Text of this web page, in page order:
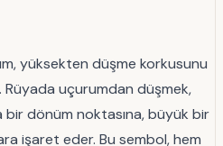
yüksekten düşme korkusunu
Rüyada uçurumdan düşmek,
bir dönüm noktasına, büyük bir
işaret eder. Bu sembol, hem